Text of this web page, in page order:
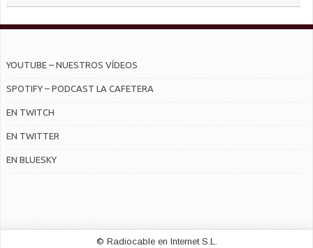
YOUTUBE – NUESTROS VÍDEOS
SPOTIFY – PODCAST LA CAFETERA
EN TWITCH
EN TWITTER
EN BLUESKY
© Radiocable en Internet S.L.